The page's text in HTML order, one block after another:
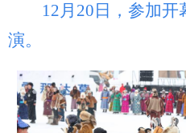
12月20日，参加开
演。